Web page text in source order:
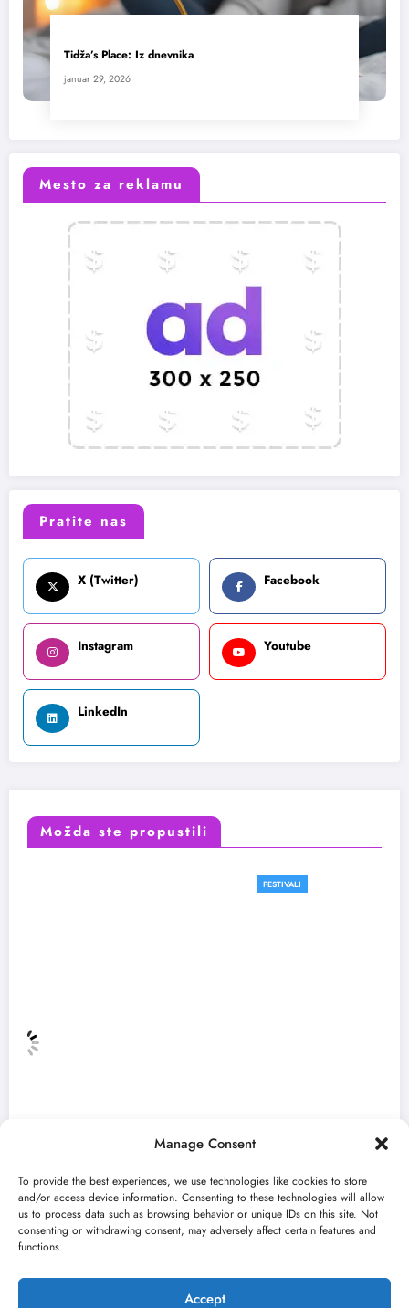
Manage Consent
To provide the best experiences, we use technologies like cookies to store
and/or access device information. Consenting to these technologies will allow
us to process data such as browsing behavior or unique IDs on this site. Not
consenting or withdrawing consent, may adversely affect certain features and
functions.
Accept
Tidža’s Place: Iz dnevnika
januar 29, 2026
Mesto za reklamu
Pratite nas
X (Twitter) Facebook
Instagram Youtube
LinkedIn
Možda ste propustili
„Najveći mali festival u Vojvodini“ i ovog
Kulturni kišobran